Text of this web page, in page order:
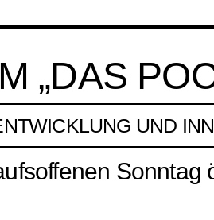
„DAS
UND
Sonntag